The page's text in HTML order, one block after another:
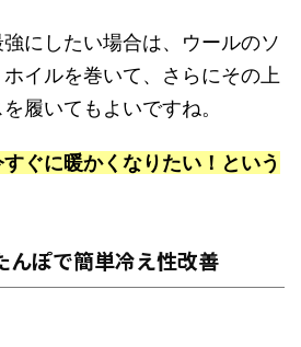
にしたい場合は、ウールのソ
イルを巻いて、さらにその上
履いてもよいですね。
すぐに暖かくなりたい！という
んぽで簡単冷え性改善